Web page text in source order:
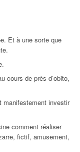
Et à une sorte que
cours de près d’obito,
manifestement investir
comment réaliser
fictif, amusement,